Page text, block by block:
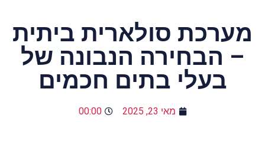
מערכת סולארית ביתית
– הבחירה הנבונה של
בעלי בתים חכמים
מאי 23, 2025 00:00